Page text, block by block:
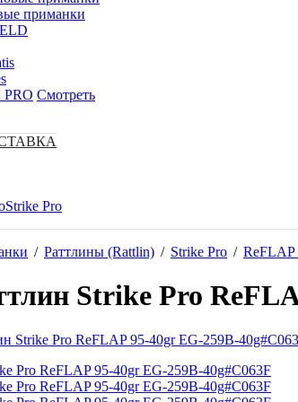
приманки
Смотреть
Strike Pro
/ Раттлины (Rattlin) / Strike Pro / ReFLAP
Strike Pro